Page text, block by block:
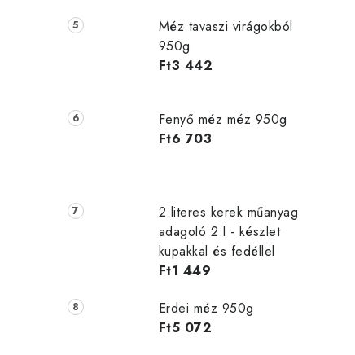
Méz tavaszi virágokból
950g
Ft3 442
Fenyő méz méz 950g
Ft6 703
2 literes kerek műanyag
adagoló 2 l - készlet
kupakkal és fedéllel
Ft1 449
Erdei méz 950g
Ft5 072